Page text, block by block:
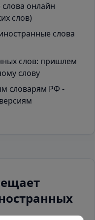
онлайн
слов)
слова
слов: пришлем
слову
словарям РФ -